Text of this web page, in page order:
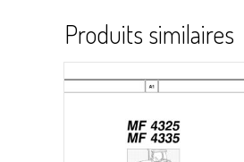
Produits similaires